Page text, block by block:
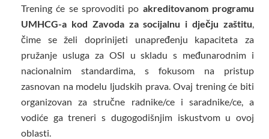
Trening će se sprovoditi po akreditovanom programu
UMHCG-a kod Zavoda za socijalnu i dječju zaštitu,
čime se želi doprinijeti unapređenju kapaciteta za
pružanje usluga za OSI u skladu s međunarodnim i
nacionalnim standardima, s fokusom na pristup
zasnovan na modelu ljudskih prava. Ovaj trening će biti
organizovan za stručne radnike/ce i saradnike/ce, a
vodiće ga treneri s dugogodišnjim iskustvom u ovoj
oblasti.